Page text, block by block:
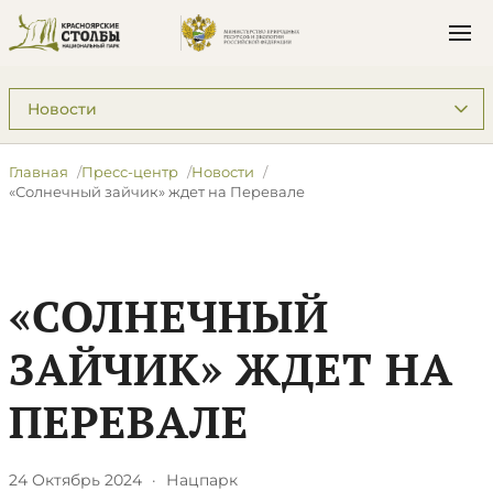
Подразделы: Пресс-центр
Главная Пресс-центр
Новости
​«Солнечный зайчик» ждет на Перевале
​«СОЛНЕЧНЫЙ
ЗАЙЧИК» ЖДЕТ НА
ПЕРЕВАЛЕ
24 Октябрь 2024 · Нацпарк